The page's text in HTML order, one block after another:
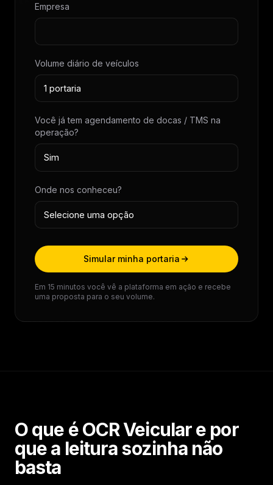
Empresa
Volume diário de veículos
Você já tem agendamento de docas / TMS na
operação?
Onde nos conheceu?
Simular minha portaria
Em 15 minutos você vê a plataforma em ação e recebe
uma proposta para o seu volume.
O que é OCR Veicular e por
que a leitura sozinha não
basta